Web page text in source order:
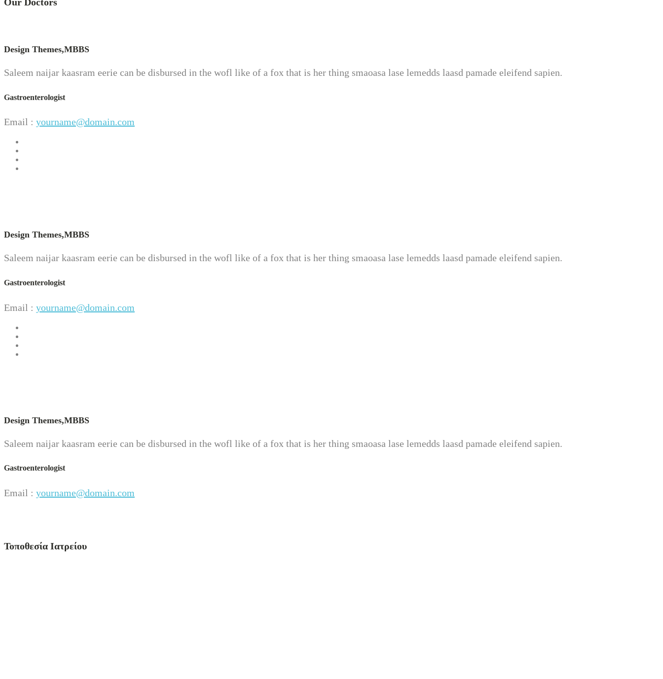
Design Themes,MBBS
Saleem naijar kaasram eerie can be disbursed in the wofl like of a fox that is her thing smaoasa lase lemedds laasd pamade eleifend sapien.
Gastroenterologist
Email : yourname@domain.com
Design Themes,MBBS
Saleem naijar kaasram eerie can be disbursed in the wofl like of a fox that is her thing smaoasa lase lemedds laasd pamade eleifend sapien.
Gastroenterologist
Email : yourname@domain.com
Design Themes,MBBS
Saleem naijar kaasram eerie can be disbursed in the wofl like of a fox that is her thing smaoasa lase lemedds laasd pamade eleifend sapien.
Gastroenterologist
Email : yourname@domain.com
Τοποθεσία Ιατρείου